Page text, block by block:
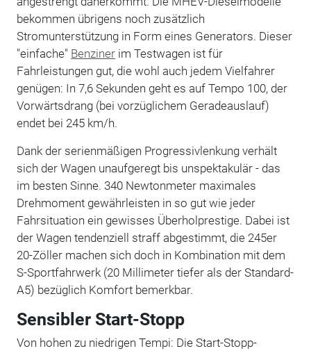
bekommen übrigens noch zusätzlich
Stromunterstützung in Form eines Generators. Dieser
"einfache" Benzinerim Testwagen ist für
Fahrleistungen gut, die wohl auch jedem Vielfahrer
genügen: In 7,6 Sekunden geht es auf Tempo 100, der
Vorwärtsdrang (bei vorzüglichem Geradeauslauf)
endet bei 245 km/h.
Dank der serienmäßigen Progressivlenkung verhält
sich der Wagen unaufgeregt bis unspektakulär - das
im besten Sinne. 340 Newtonmeter maximales
Drehmoment gewährleisten in so gut wie jeder
Fahrsituation ein gewisses Überholprestige. Dabei ist
der Wagen tendenziell straff abgestimmt, die 245er
20-Zöller machen sich doch in Kombination mit dem
S-Sportfahrwerk (20 Millimeter tiefer als der Standard-
A5) bezüglich Komfort bemerkbar.
Sensibler Start-Stopp
Von hohen zu niedrigen Tempi: Die Start-Stopp-